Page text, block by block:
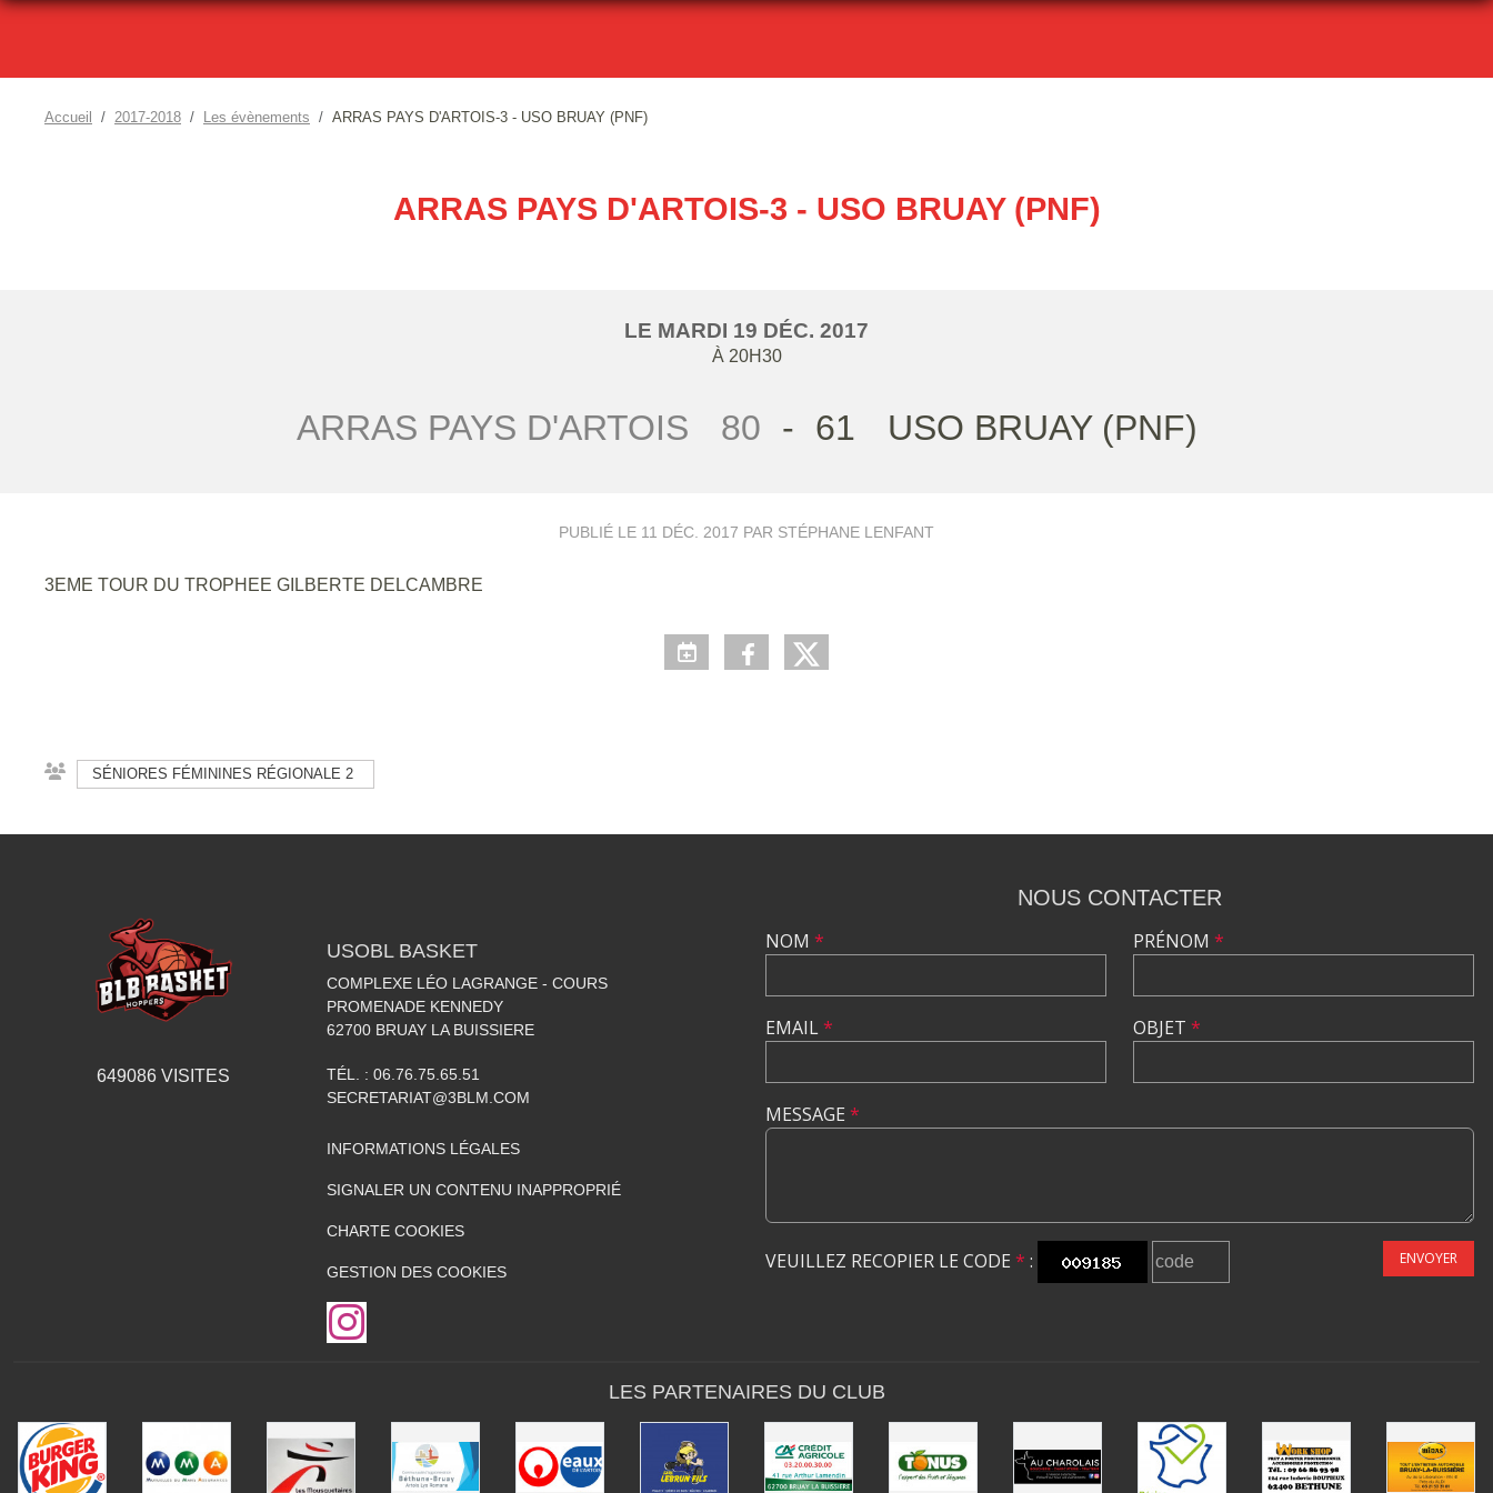
Accueil 2017-2018 Les évènements ARRAS PAYS D'ARTOIS-3 - USO BRUAY (PNF)
ARRAS PAYS D'ARTOIS-3 - USO BRUAY (PNF)
LE MARDI 19 DÉC. 2017
À 20H30
ARRAS PAYS D'ARTOIS 80 - 61 USO BRUAY (PNF)
PUBLIÉ LE 11 DÉC. 2017 PAR STÉPHANE LENFANT
3EME TOUR DU TROPHEE GILBERTE DELCAMBRE
SÉNIORES FÉMININES RÉGIONALE 2
649086 VISITES
USOBL BASKET
COMPLEXE LÉO LAGRANGE - COURS
PROMENADE KENNEDY
62700 BRUAY LA BUISSIERE
TÉL. : 06.76.75.65.51
SECRETARIAT@3BLM.COM
INFORMATIONS LÉGALES
SIGNALER UN CONTENU INAPPROPRIÉ
CHARTE COOKIES
GESTION DES COOKIES
NOUS CONTACTER
NOM *
EMAIL*
PRÉNOM *
OBJET *
MESSAGE *
VEUILLEZ RECOPIER LE CODE * : ENVOYER
LES PARTENAIRES DU CLUB